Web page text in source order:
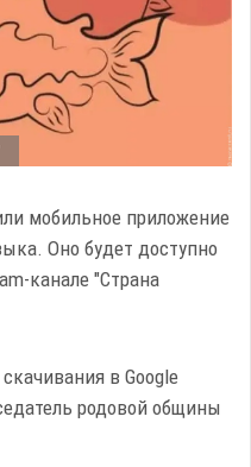
мобильное приложение
Оно будет доступно
канале "Страна
в Google
родовой общины